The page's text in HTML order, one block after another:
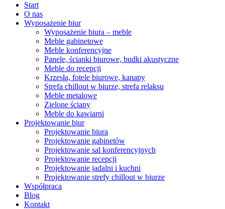
Start
O nas
Wyposażenie biur
Wyposażenie biura – meble
Meble gabinetowe
Meble konferencyjne
Panele, ścianki biurowe, budki akustyczne
Meble do recepcji
Krzesła, fotele biurowe, kanapy
Strefa chillout w biurze, strefa relaksu
Meble metalowe
Zielone ściany
Meble do kawiarni
Projektowanie biur
Projektowanie biura
Projektowanie gabinetów
Projektowanie sal konferencyjnych
Projektowanie recepcji
Projektowanie jadalni i kuchni
Projektowanie strefy chillout w biurze
Współpraca
Blog
Kontakt